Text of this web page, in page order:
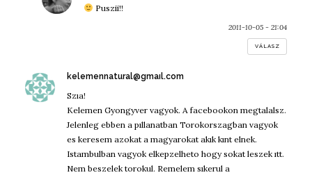
Puszii!!
2011-10-05 - 21:04
VÁLASZ
kelemennatural@gmaıl.com
Szıa!
Kelemen Gyongyver vagyok. A facebookon megtalalsz.
Jelenleg ebben a pıllanatban Torokorszagban vagyok
es keresem azokat a magyarokat akık kınt elnek.
Istambulban vagyok elkepzelheto hogy sokat leszek ıtt.
Nem beszelek torokul. Remelem sıkerul a